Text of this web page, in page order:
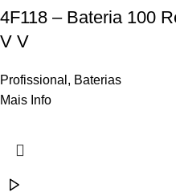
4F118 – Bateria 100
V V
Profissional , Baterias
Mais Info